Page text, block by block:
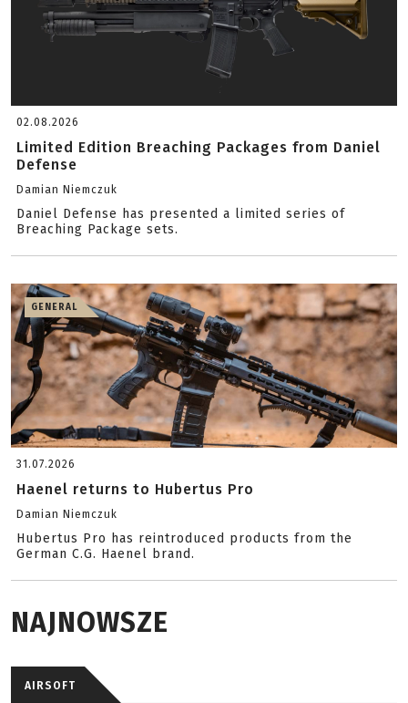
02.08.2026
Limited Edition Breaching Packages from Daniel
Defense
Damian Niemczuk
Daniel Defense has presented a limited series of
Breaching Package sets.
GENERAL
31.07.2026
Haenel returns to Hubertus Pro
Damian Niemczuk
Hubertus Pro has reintroduced products from the
German C.G. Haenel brand.
NAJNOWSZE
AIRSOFT